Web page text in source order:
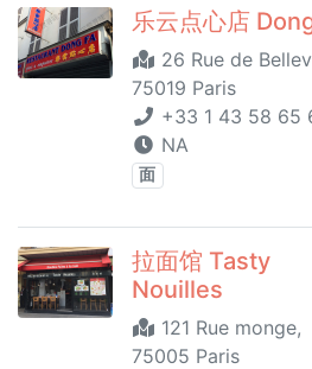
乐云点心店
26 Rue de
75019 Paris
+33 1 43 58 65
NA
面
拉面馆 Tasty
Nouilles
121 Rue monge,
75005 Paris